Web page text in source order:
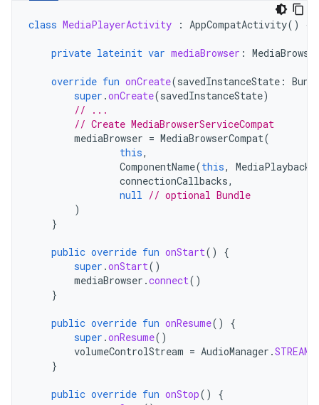
class MediaPlayerActivity : AppCompatActivity() {
private lateinit var mediaBrowser :
override fun onCreate(savedInstanceState :
super .onCreate(savedInstanceState)
// ...
// Create MediaBrowserServiceCompat
mediaBrowser = MediaBrowserCompat(
this,
ComponentName(this,
connectionCallbacks,
null // optional Bundle
)
}
public override fun onStart()
{
super .onStart()
mediaBrowser .connect()
}
public override fun onResume()
{
super .onResume()
volumeControlStream = AudioManager .
}
public override fun onStop()
{